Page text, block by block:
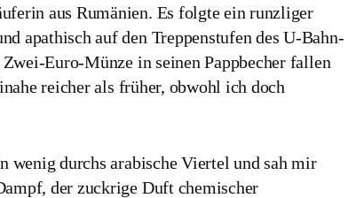
aus Rumänien. Es folgte ein runzliger
apathisch auf den Treppenstufen des U-Bahn-
Euro-Münze in seinen Pappbecher fallen
reicher als früher, obwohl ich doch
wenig durchs arabische Viertel und sah mir
der zuckrige Duft chemischer